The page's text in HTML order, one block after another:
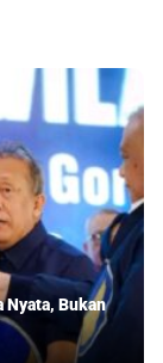
Nyata, Bukan